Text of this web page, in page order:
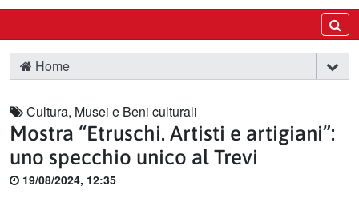
Home
Cultura, Musei e Beni culturali
Mostra “Etruschi. Artisti e artigiani”:
uno specchio unico al Trevi
19/08/2024, 12:35